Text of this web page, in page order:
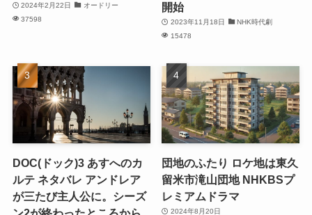
2024年2月22日
オードリー
37598
開始
2023年11月18日
NHK時代劇
15478
DOC(ドック)3 あすへのカ
ルテ ネタバレ アンドレア
が三たび主人公に。シーズ
団地のふたり ロケ地は東久
留米市滝山団地 NHKBSプ
レミアムドラマ
2024年8月20日